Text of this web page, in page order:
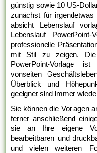
günstig sowie 10 US-
zunächst für
absicht Lebenslauf
Lebenslauf
professionelle
mit Stil zu zeigen. Die
PowerPoint-Vorlage
vonseiten
Überblick und
geeignet sind immer
Sie können die Vorlagen
ferner anschließend
sie an Ihre eigene
bearbeitbaren und
und vielen weiteren